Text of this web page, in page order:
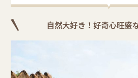
自然大好き！好奇心旺盛